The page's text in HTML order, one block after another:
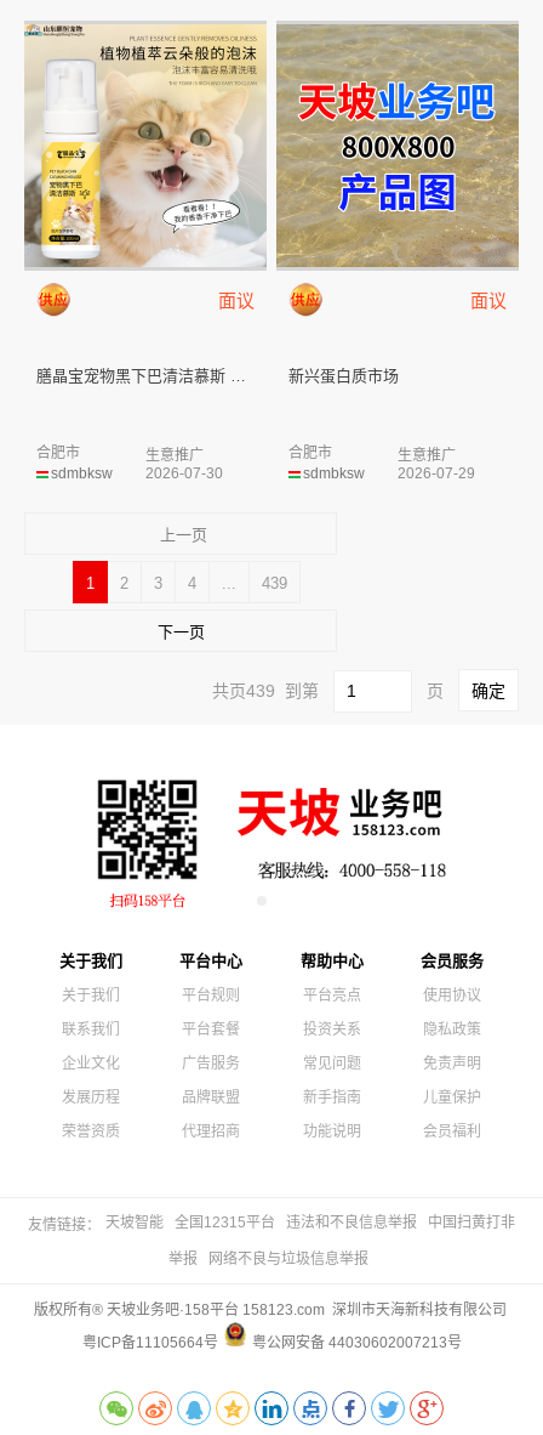
面议
膳晶宝宠物黑下巴清洁慕斯 山东...
sdmbksw
合肥市
生意推广
2026-07-30
面议
新兴蛋白质市场
sdmbksw
合肥市
生意推广
2026-07-29
上一页
1 2 3 4 ... 439
下一页
共页439 到第 页
关于我们
关于我们
联系我们
企业文化
发展历程
荣誉资质
平台中心
平台规则
平台套餐
广告服务
品牌联盟
代理招商
帮助中心
平台亮点
投资关系
常见问题
新手指南
功能说明
会员服务
使用协议
隐私政策
免责声明
儿童保护
会员福利
友情链接： 天坡智能 全国12315平台 违法和不良信息举报 中国扫黄打非
举报 网络不良与垃圾信息举报
版权所有® 天坡业务吧·158平台 158123.com 深圳市天海新科技有限公司
粤ICP备11105664号
粤公网安备 44030602007213号